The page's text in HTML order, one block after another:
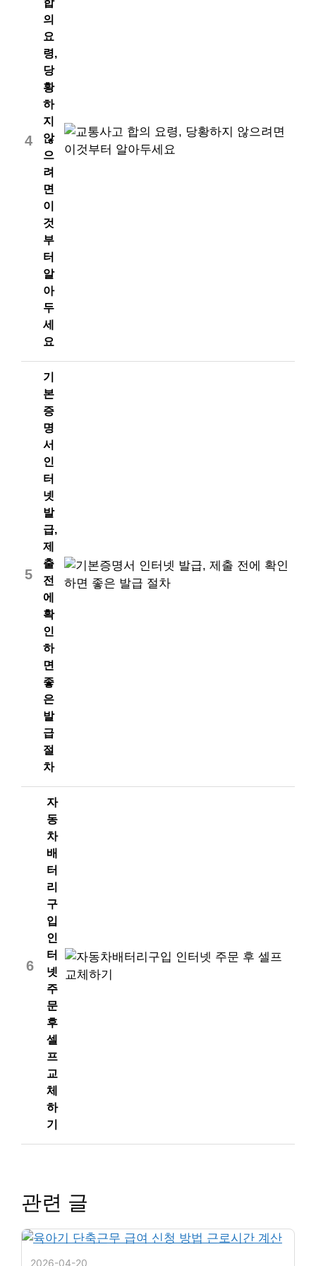
4
합
의
요
령,
당
황
하
지
않
으
려
면
이
것
부
터
알
아
두
세
요
5
기
본
증
명
서
인
터
넷
발
급,
제
출
전
에
확
인
하
면
좋
은
발
급
절
차
6
자
동
차
배
터
리
구
입
인
터
넷
주
문
후
셀
프
교
체
하
기
관련 글
2026-04-20